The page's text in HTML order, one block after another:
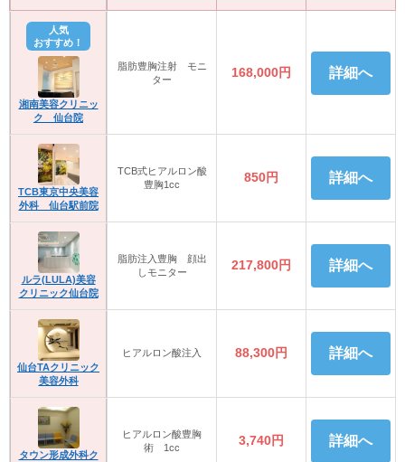
人気
おすすめ！
湘南美容クリニッ
ク 仙台院
脂肪豊胸注射 モニ
ター
168,000円 詳細へ
TCB東京中央美容
外科 仙台駅前院
TCB式ヒアルロン酸
豊胸1cc
850円 詳細へ
ルラ(LULA)美容
クリニック仙台院
脂肪注入豊胸 顔出
しモニター
217,800円 詳細へ
仙台TAクリニック
美容外科
ヒアルロン酸注入 88,300円 詳細へ
タウン形成外科ク
ヒアルロン酸豊胸
術 1cc
3,740円 詳細へ